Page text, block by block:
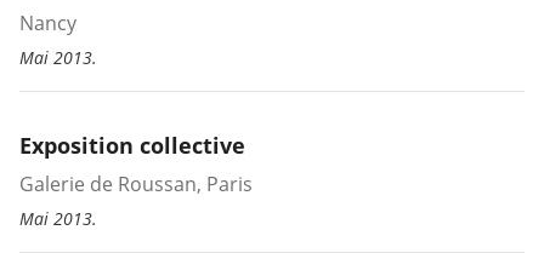
Nancy
Mai 2013.
Exposition collective
Galerie de Roussan, Paris
Mai 2013.